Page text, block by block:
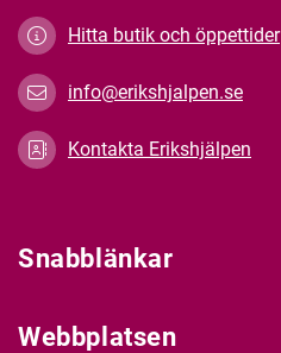
Hitta butik och öppettider
info@erikshjalpen.se
Kontakta Erikshjälpen
Snabblänkar
Webbplatsen